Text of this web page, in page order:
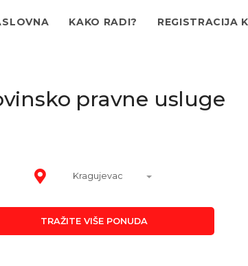
KAKO RADI? REGISTRACIJA
pravne usluge
Kragujevac
TRAŽITE VIŠE PONUDA